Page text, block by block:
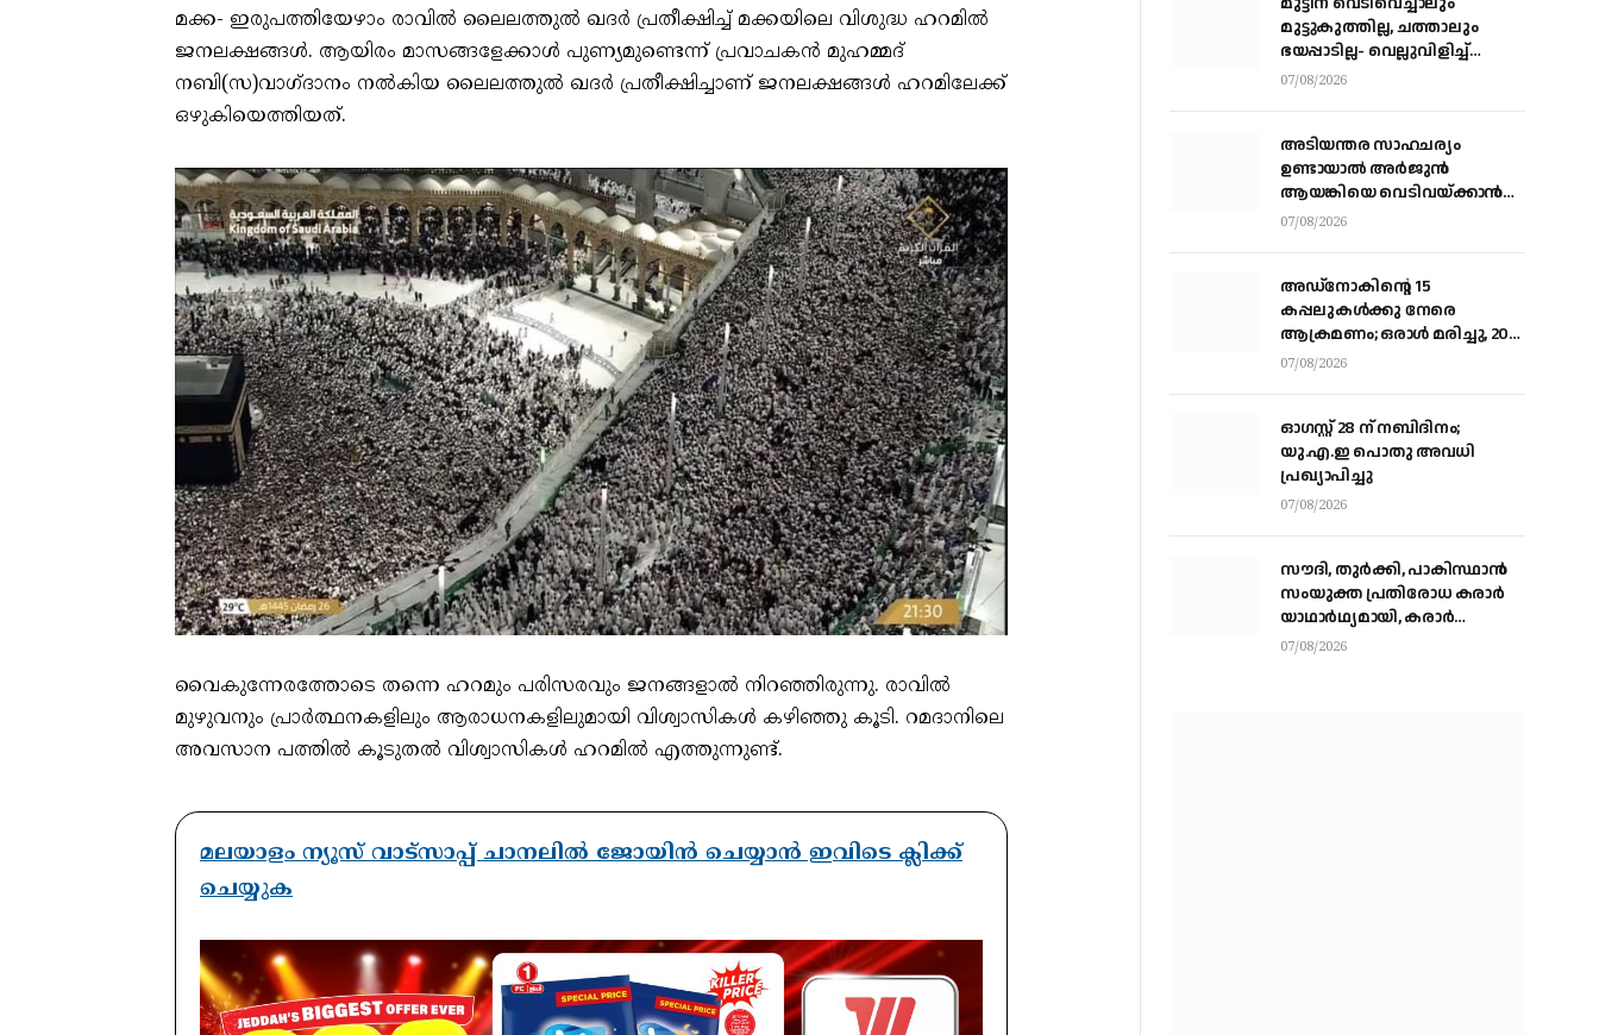
മക്ക- ഇരുപത്തിയേഴാം രാവിൽ ലൈലത്തുൽ ഖദർ പ്രതീക്ഷിച്ച് മക്കയിലെ വിശുദ്ധ ഹറമിൽ
ജനലക്ഷങ്ങൾ. ആയിരം മാസങ്ങളേക്കാൾ പുണ്യമുണ്ടെന്ന് പ്രവാചകൻ മുഹമ്മദ്
നബി(സ)വാ​ഗ്ദാനം നൽകിയ ലൈലത്തുൽ ഖദർ പ്രതീക്ഷിച്ചാണ് ജനലക്ഷങ്ങൾ ഹറമിലേക്ക്
ഒഴുകിയെത്തിയത്.
വൈകുന്നേരത്തോടെ തന്നെ ഹറമും പരിസരവും ജനങ്ങളാൽ നിറഞ്ഞിരുന്നു. രാവിൽ
മുഴുവനും പ്രാർത്ഥനകളിലും ആരാധനകളിലുമായി വിശ്വാസികൾ കഴിഞ്ഞു കൂടി. റമദാനിലെ
അവസാന പത്തിൽ കൂടുതൽ വിശ്വാസികൾ ഹറമിൽ എത്തുന്നുണ്ട്.
മലയാളം ന്യൂസ് വാട്സാപ്പ് ചാനലിൽ ജോയിൻ ചെയ്യാൻ ഇവിടെ ക്ലിക്ക്
ചെയ്യുക
മുട്ടുകുത്തില്ല, ചത്താലും
ഭയപ്പാടില്ല- വെല്ലുവിളിച്ച്
വീണ്ടും അർജ്ജുൻ ആയങ്കി
07/08/2026
അടിയന്തര സാഹചര്യം
ഉണ്ടായാല്‍ അര്‍ജുന്‍
ആയങ്കിയെ വെടിവയ്ക്കാന്‍
നിര്‍ദേശം
07/08/2026
അഡ്നോകിന്റെ 15
കപ്പലുകള്‍ക്കു നേരെ
ആക്രമണം; ഒരാള്‍ മരിച്ചു, 20
പേര്‍ക്ക് പരിക്ക്
07/08/2026
ഓഗസ്റ്റ് 28 ന് നബിദിനം;
യു.എ.ഇ പൊതു അവധി
പ്രഖ്യാപിച്ചു
07/08/2026
സൗദി, തുര്‍ക്കി, പാകിസ്ഥാന്‍
സംയുക്ത പ്രതിരോധ കരാര്‍
യാഥാര്‍ഥ്യമായി, കരാര്‍
ഒപ്പുവെച്ചത് വിശുദ്ധ ഹറമിന്റെ
07/08/2026